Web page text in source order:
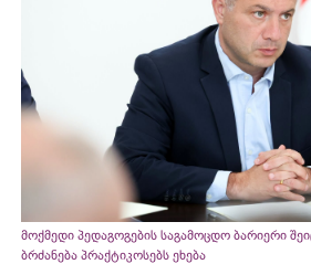
მოქმედი პედაგოგების საგამოცდო ბარიერი
ბრძანება პრაქტიკოსებს ეხება